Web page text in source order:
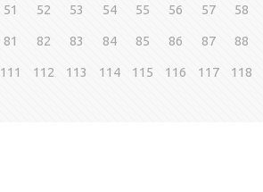
51 52 53 54 55 56 57 58
81 82 83 84 85 86 87 88
111 112 113 114 115 116 117 118